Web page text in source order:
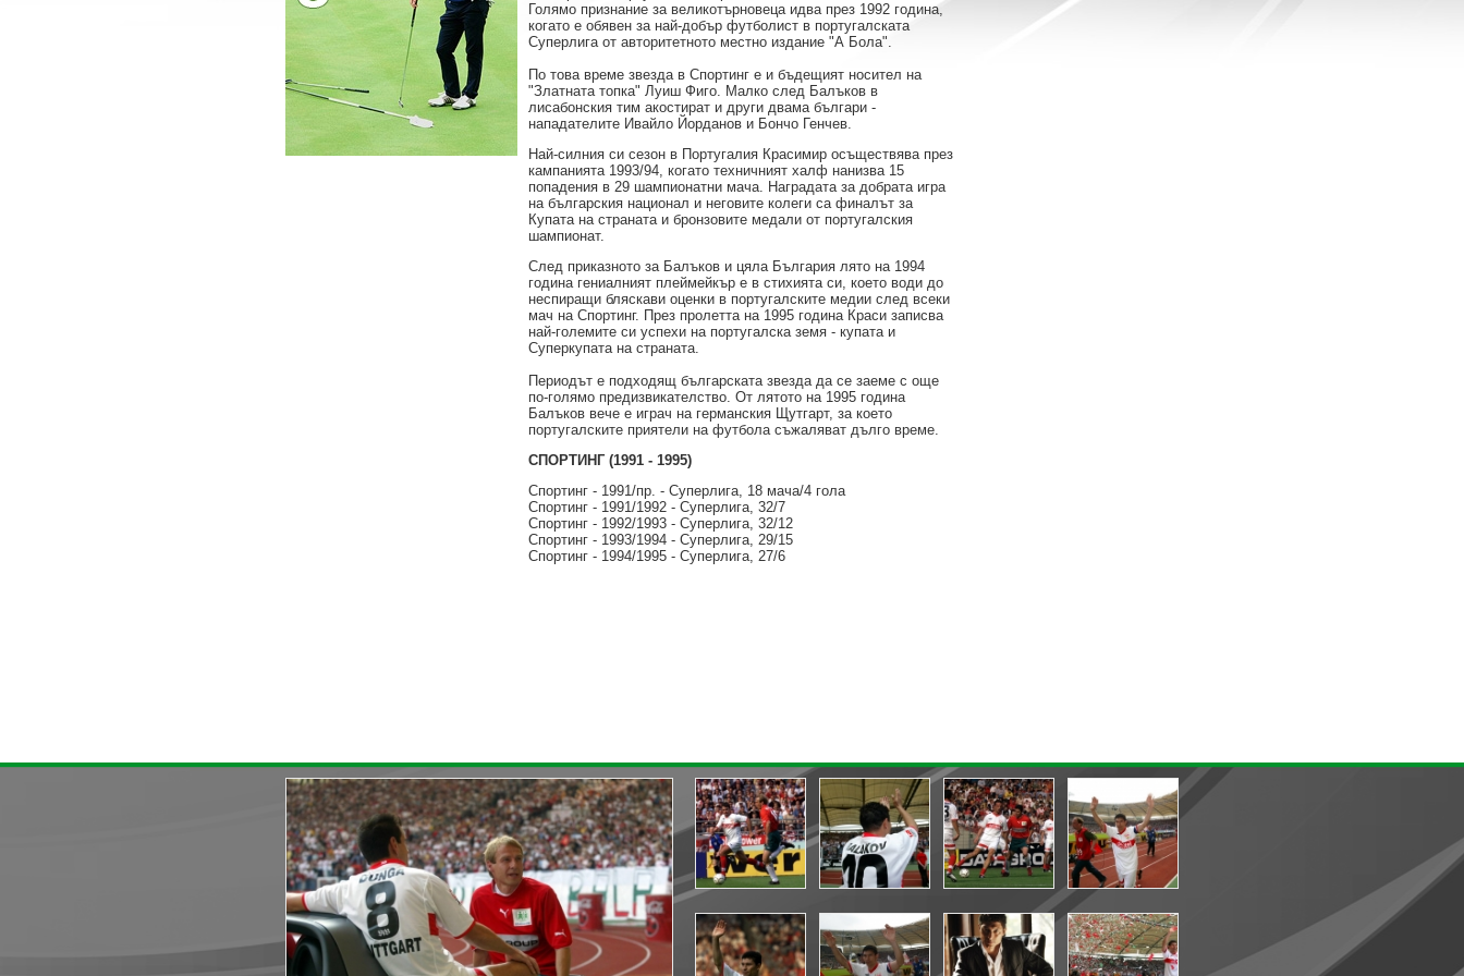
Голямо признание за великотърновеца идва през 1992 година,
когато е обявен за най-добър футболист в португалската
Суперлига от авторитетното местно издание "А Бола".
По това време звезда в Спортинг е и бъдещият носител на
"Златната топка" Луиш Фиго. Малко след Балъков в
лисабонския тим акостират и други двама българи -
нападателите Ивайло Йорданов и Бончо Генчев.
Най-силния си сезон в Португалия Красимир осъществява през
кампанията 1993/94, когато техничният халф нанизва 15
попадения в 29 шампионатни мача. Наградата за добрата игра
на българския национал и неговите колеги са финалът за
Купата на страната и бронзовите медали от португалския
шампионат.
След приказното за Балъков и цяла България лято на 1994
година гениалният плеймейкър е в стихията си, което води до
неспиращи бляскави оценки в португалските медии след всеки
мач на Спортинг. През пролетта на 1995 година Краси записва
най-големите си успехи на португалска земя - купата и
Суперкупата на страната.
Периодът е подходящ българската звезда да се заеме с още
по-голямо предизвикателство. От лятото на 1995 година
Балъков вече е играч на германския Щутгарт, за което
португалските приятели на футбола съжаляват дълго време.
СПОРТИНГ (1991 - 1995)
Спортинг - 1991/пр. - Суперлига, 18 мача/4 гола
Спортинг - 1991/1992 - Суперлига, 32/7
Спортинг - 1992/1993 - Суперлига, 32/12
Спортинг - 1993/1994 - Суперлига, 29/15
Спортинг - 1994/1995 - Суперлига, 27/6